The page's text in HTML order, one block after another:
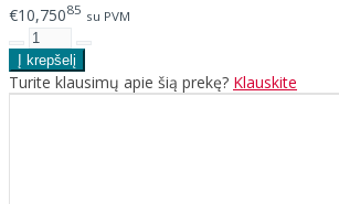
€10,75085 su PVM
Turite klausimų apie šią prekę? Klauskite